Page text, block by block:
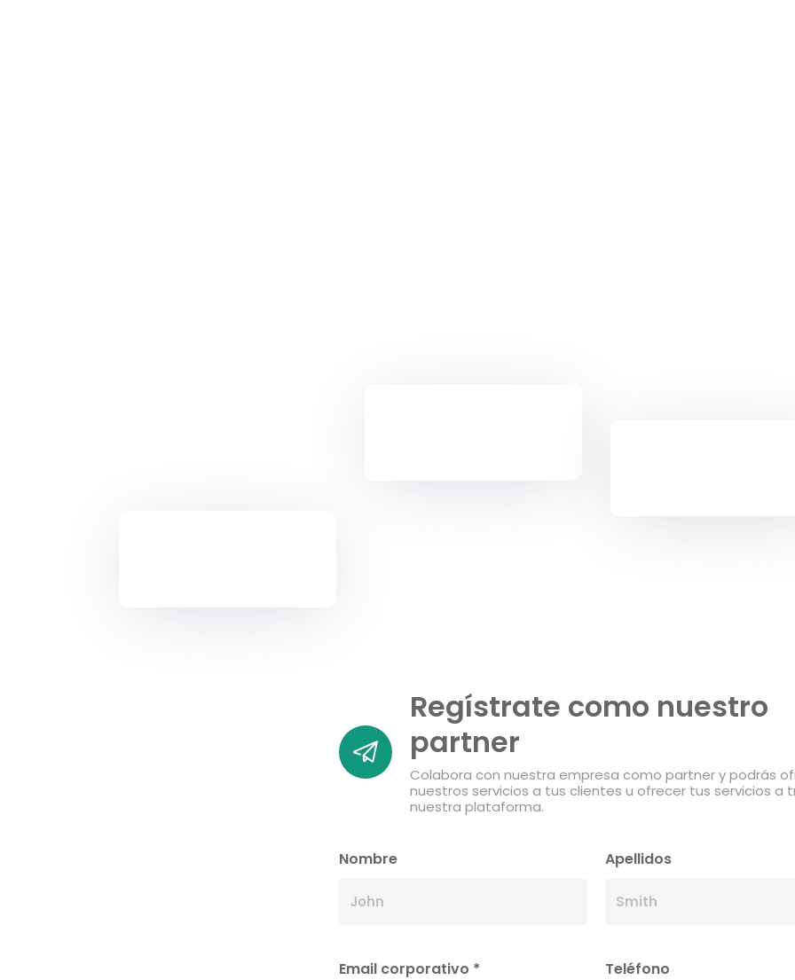
Regístrate como nuestro
partner
Colabora con nuestra empresa como partner y podrás
nuestros servicios a tus clientes u ofrecer tus servicios a
nuestra plataforma.
Nombre Apellidos
Email corporativo * Teléfono